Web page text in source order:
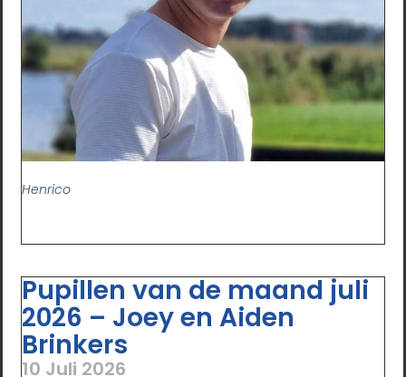
Henrico
Pupillen van de maand juli
2026 – Joey en Aiden
Brinkers
10 Juli 2026